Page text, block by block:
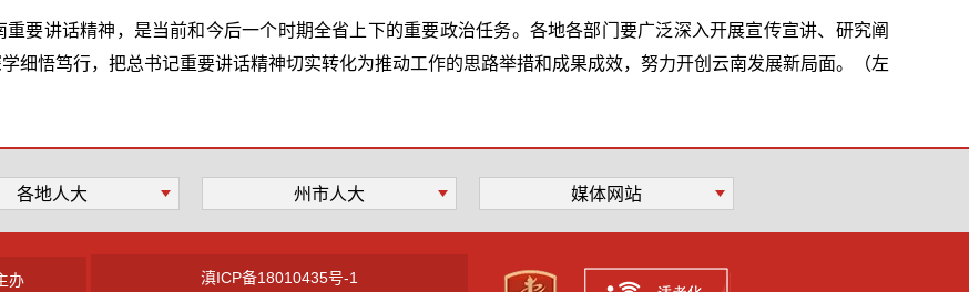
要讲话精神，是当前和今后一个时期全省上下的重要政治任务。各地各部门要广泛深入开展宣传宣讲、研究阐
细悟笃行，把总书记重要讲话精神切实转化为推动工作的思路举措和成果成效，努力开创云南发展新局面。（左
各地人大 州市人大 媒体网站
办
滇ICP备18010435号-1